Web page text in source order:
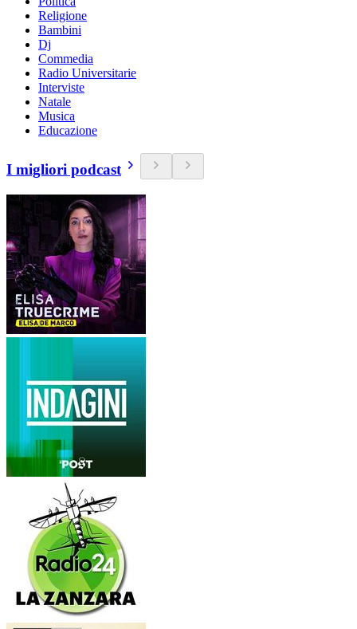
Religione
Bambini
Dj
Commedia
Radio Universitarie
Interviste
Natale
Musica
Educazione
I migliori podcast